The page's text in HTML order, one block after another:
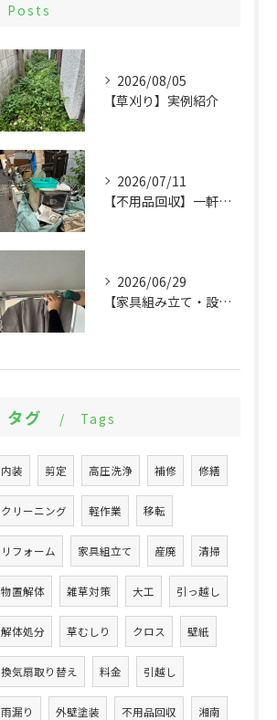
Posts
2026/08/05
【草刈り】実例紹介
2026/07/11
【不用品回収】一軒家まるごとの片付けと物置解体
2026/06/29
【家具組み立て・設備交換】大量の組立てから設備設置まで実例紹介
タグ Tags
内装 剪定 高圧洗浄 補修 修繕
クリーニング 軽作業 移転
リフォーム 家具組立て 産廃 清掃
物置解体 雑草対策 大工 引っ越し
解体処分 草むしり クロス 壁紙
換気扇取り替え 料金 引越し
雨漏り 外壁塗装 不用品回収 湘南